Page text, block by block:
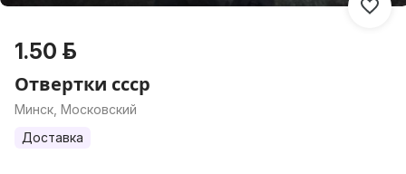
1.50 р.
Отвертки ссср
Минск, Московский
Доставка